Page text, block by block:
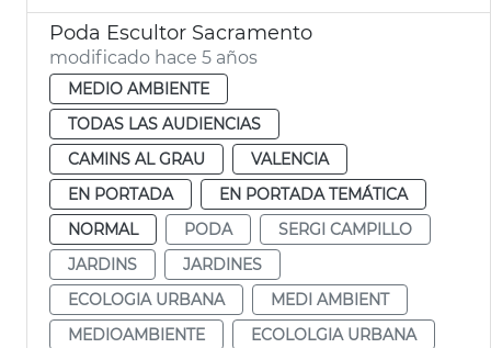
Poda Escultor Sacramento
modificado hace 5 años
MEDIO AMBIENTE
TODAS LAS AUDIENCIAS
CAMINS AL GRAU
VALENCIA
EN PORTADA
EN PORTADA TEMÁTICA
NORMAL
PODA
SERGI CAMPILLO
JARDINS
JARDINES
ECOLOGIA URBANA
MEDI AMBIENT
MEDIOAMBIENTE
ECOLOLGIA URBANA